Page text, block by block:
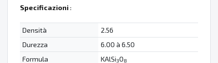
Specificazioni:
Densità
2.56
Durezza
6.00 à 6.50
Formula
KAlSi3O8